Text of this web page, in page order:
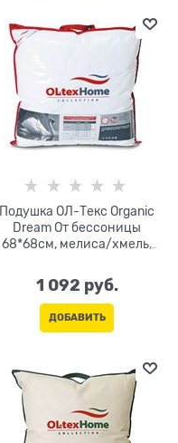
Подушка ОЛ-Текс Organic
Dream От бессоницы
68*68см, мелиса/хмель,
жаккард
1 092 руб.
ДОБАВИТЬ